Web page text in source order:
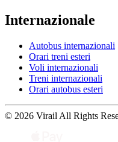
Internazionale
Autobus internazionali
Orari treni esteri
Voli internazionali
Treni internazionali
Orari autobus esteri
© 2026 Virail All Rights